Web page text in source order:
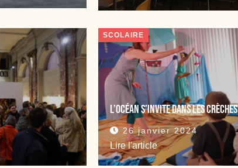
SCOLAIRE
L’océan s’invite dans les crèches
26 janvier 2024
Lire l'article